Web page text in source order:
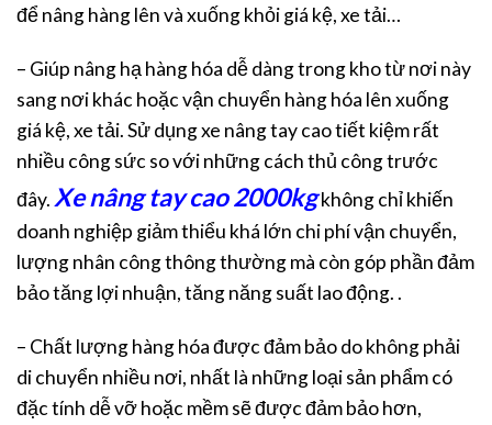
để nâng hàng lên và xuống khỏi giá kệ, xe tải…
– Giúp nâng hạ hàng hóa dễ dàng trong kho từ nơi này
sang nơi khác hoặc vận chuyển hàng hóa lên xuống
giá kệ, xe tải. Sử dụng xe nâng tay cao tiết kiệm rất
nhiều công sức so với những cách thủ công trước
đây. Xe nâng tay cao 2000kgkhông chỉ khiến
doanh nghiệp giảm thiểu khá lớn chi phí vận chuyển,
lượng nhân công thông thường mà còn góp phần đảm
bảo tăng lợi nhuận, tăng năng suất lao động. .
– Chất lượng hàng hóa được đảm bảo do không phải
di chuyển nhiều nơi, nhất là những loại sản phẩm có
đặc tính dễ vỡ hoặc mềm sẽ được đảm bảo hơn,